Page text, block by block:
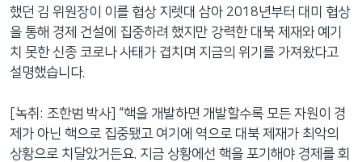
했던 김 위원장이 이를 협상 지렛대 삼아 2018년부터 대미 협상
을 통해 경제 건설에 집중하려 했지만 강력한 대북 제재와 예기
치 못한 신종 코로나 사태가 겹치며 지금의 위기를 가져왔다고
설명했습니다.
[녹취: 조한범 박사] “핵을 개발하면 개발할수록 모든 자원이 경
제가 아닌 핵으로 집중됐고 여기에 역으로 대북 제재가 최악의
상황으로 치달았거든요. 지금 상황에선 핵을 포기해야 경제를 회